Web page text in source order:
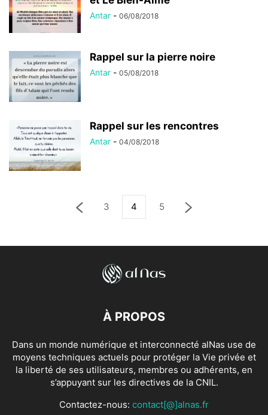
Antar - 06/08/2018
Rappel sur la pierre noire
Antar - 05/08/2018
Rappel sur les rencontres
Antar - 04/08/2018
3 4 5
À PROPOS
Dans un monde numérique et interconnecté alNas use de
moyens techniques actuels pour protéger la Vie privée et
la liberté de ses utilisateurs, membres ou adhérents, en
s’appuyant sur les directives de la CNIL.
Contactez-nous: contact[@]alnas.fr